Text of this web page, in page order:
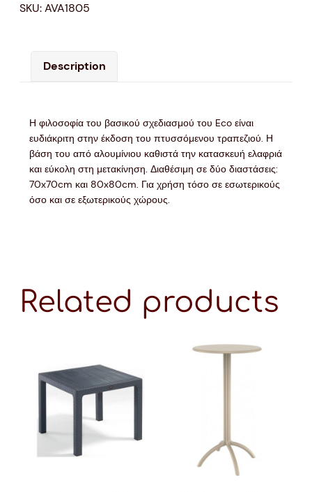
SKU:AVA1805
Description
Η φιλοσοφία του βασικού σχεδιασμού του Eco είναι
ευδιάκριτη στην έκδοση του πτυσσόμενου τραπεζιού. Η
βάση του από αλουμίνιου καθιστά την κατασκευή ελαφριά
και εύκολη στη μετακίνηση. Διαθέσιμη σε δύο διαστάσεις:
70x70cm και 80x80cm. Για χρήση τόσο σε εσωτερικούς
όσο και σε εξωτερικούς χώρους.
Related products